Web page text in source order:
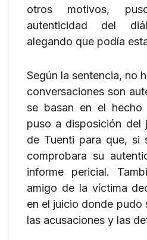
otros motivos,
autenticidad del
alegando que podía
Según la sentencia, no
conversaciones son
se basan en el
puso a disposición del
de Tuenti para que, si
comprobara su
informe pericial.
amigo de la víctima
en el juicio donde pudo
las acusaciones y las